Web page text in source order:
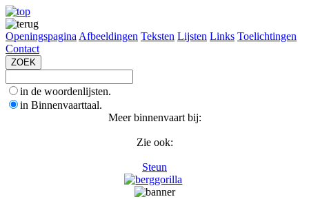
Openingspagina Afbeeldingen Teksten Lijsten Links Toelichtingen
Contact
in de woordenlijsten.
in Binnenvaarttaal.
Meer binnenvaart bij:
Zie ook:
Steun